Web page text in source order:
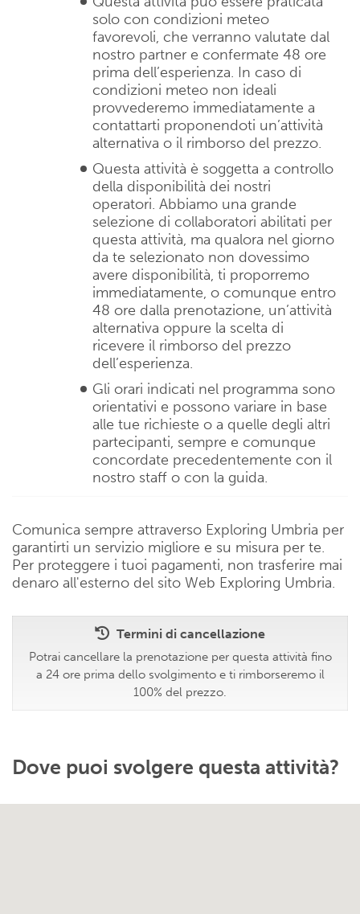
solo con condizioni meteo
favorevoli, che verranno valutate dal
nostro partner e confermate 48 ore
prima dell’esperienza. In caso di
condizioni meteo non ideali
provvederemo immediatamente a
contattarti proponendoti un’attività
alternativa o il rimborso del prezzo.
Questa attività è soggetta a controllo
della disponibilità dei nostri
operatori. Abbiamo una grande
selezione di collaboratori abilitati per
questa attività, ma qualora nel giorno
da te selezionato non dovessimo
avere disponibilità, ti proporremo
immediatamente, o comunque entro
48 ore dalla prenotazione, un’attività
alternativa oppure la scelta di
ricevere il rimborso del prezzo
dell’esperienza.
Gli orari indicati nel programma sono
orientativi e possono variare in base
alle tue richieste o a quelle degli altri
partecipanti, sempre e comunque
concordate precedentemente con il
nostro staff o con la guida.
Comunica sempre attraverso Exploring Umbria per
garantirti un servizio migliore e su misura per te.
Per proteggere i tuoi pagamenti, non trasferire mai
denaro all'esterno del sito Web Exploring Umbria.
Termini di cancellazione
Potrai cancellare la prenotazione per questa attività fino
a 24 ore prima dello svolgimento e ti rimborseremo il
100% del prezzo.
Dove puoi svolgere questa attività?